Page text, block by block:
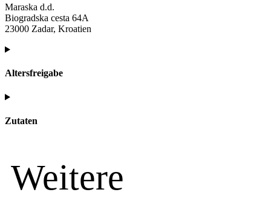
Maraska d.d.
Biogradska cesta 64A
23000 Zadar, Kroatien
Altersfreigabe
Zutaten
Weitere